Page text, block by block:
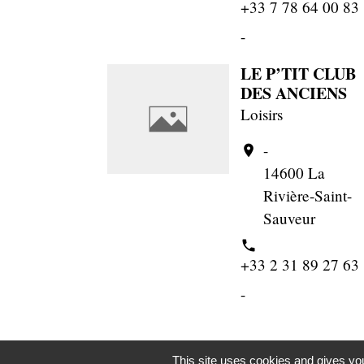
+33 7 78 64 00 83
-
LE P’TIT CLUB
DES ANCIENS
Loisirs
location_on -
14600 La
Rivière-Saint-
Sauveur
phone
+33 2 31 89 27 63
-
This site uses cookies and gives